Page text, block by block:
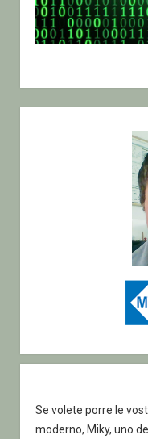
Se volete porre le
moderno, Miky, uno